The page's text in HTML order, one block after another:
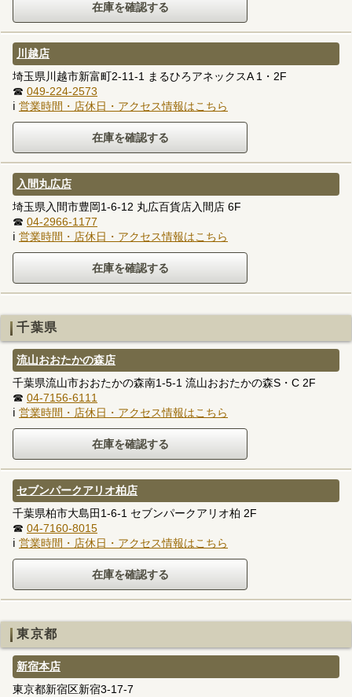
川越店
埼玉県川越市新富町2-11-1 まるひろアネックスA 1・2F
☎ 049-224-2573
ℹ 営業時間・店休日・アクセス情報はこちら
入間丸広店
埼玉県入間市豊岡1-6-12 丸広百貨店入間店 6F
☎ 04-2966-1177
ℹ 営業時間・店休日・アクセス情報はこちら
千葉県
流山おおたかの森店
千葉県流山市おおたかの森南1-5-1 流山おおたかの森S・C 2F
☎ 04-7156-6111
ℹ 営業時間・店休日・アクセス情報はこちら
セブンパークアリオ柏店
千葉県柏市大島田1-6-1 セブンパークアリオ柏 2F
☎ 04-7160-8015
ℹ 営業時間・店休日・アクセス情報はこちら
東京都
新宿本店
東京都新宿区新宿3-17-7